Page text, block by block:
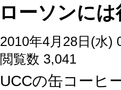
ローソンに
2010年4月28日(水)
閲覧数 3,041
UCCの缶コーヒ